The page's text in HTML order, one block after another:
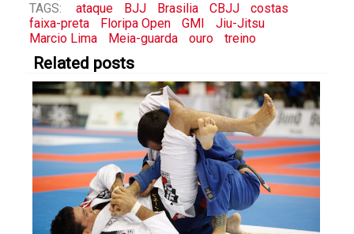
TAGS: ataque BJJ Brasilia CBJJ
costas
faixa-preta
Floripa Open GMI
Jiu-Jitsu
Marcio Lima
Meia-guarda ouro treino
Related posts